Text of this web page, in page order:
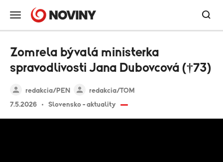
redakcia/PEN
redakcia/TOM
7.5.2026
Slovensko - aktuality
Zomrela bývalá ministerka
spravodlivosti Jana Dubovcová (†73)